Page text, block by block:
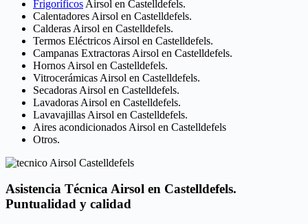
Frigoríficos Airsol en Castelldefels.
Calentadores Airsol en Castelldefels.
Calderas Airsol en Castelldefels.
Termos Eléctricos Airsol en Castelldefels.
Campanas Extractoras Airsol en Castelldefels.
Hornos Airsol en Castelldefels.
Vitrocerámicas Airsol en Castelldefels.
Secadoras Airsol en Castelldefels.
Lavadoras Airsol en Castelldefels.
Lavavajillas Airsol en Castelldefels.
Aires acondicionados Airsol en Castelldefels
Otros.
Asistencia Técnica Airsol en Castelldefels.
Puntualidad y calidad